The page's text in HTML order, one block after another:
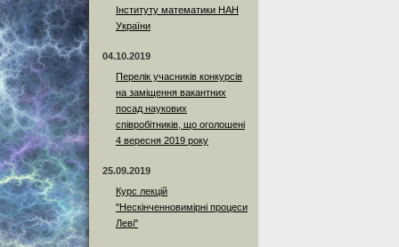
Інституту математики НАН
України
04.10.2019
Перелік учасників конкурсів
на заміщення вакантних
посад наукових
співробітників, що оголошені
4 вересня 2019 року
25.09.2019
Курс лекцій
"Нескінченновимірні процеси
Леві"